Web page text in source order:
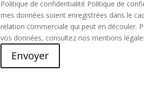
Politique de confidentialité Politique de
mes données soient enregistrées dans le
relation commerciale qui peut en découler.
vos données, consultez nos mentions
Envoyer